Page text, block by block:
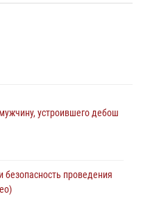
устроившего дебош
проведения